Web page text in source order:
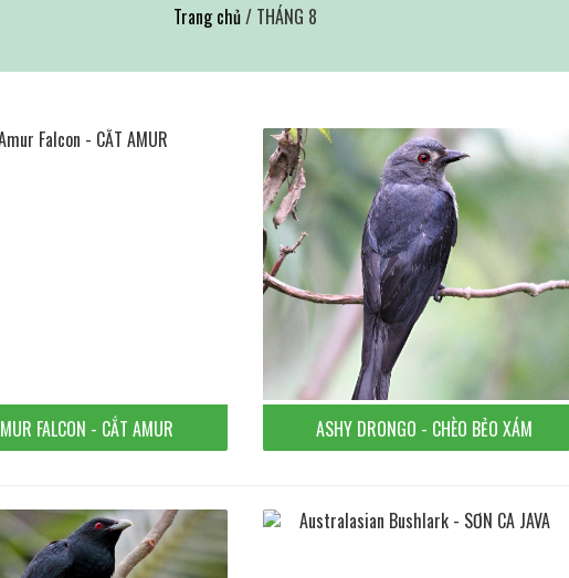
Trang chủ/ THÁNG 8
FALCON - CẮT AMUR ASHY DRONGO - CHÈO BẺO XÁM